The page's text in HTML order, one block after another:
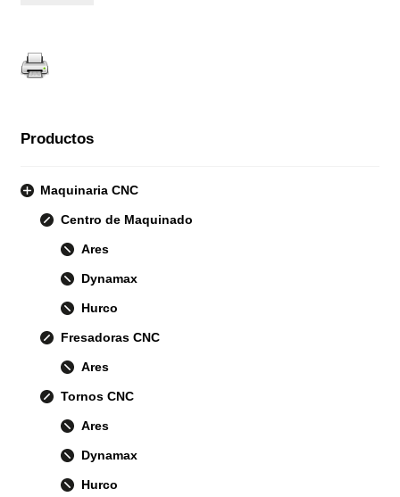
Productos
Maquinaria CNC
Centro de Maquinado
Ares
Dynamax
Hurco
Fresadoras CNC
Ares
Tornos CNC
Ares
Dynamax
Hurco